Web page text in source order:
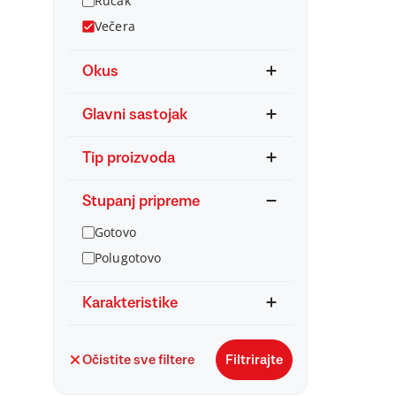
Večera
Okus
Glavni sastojak
Tip proizvoda
Stupanj pripreme
Gotovo
Polugotovo
Karakteristike
Očistite sve filtere Filtrirajte